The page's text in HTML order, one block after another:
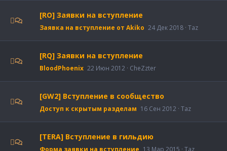
[RO] Заявки на вступление
Заявка на вступление от Akiko 24 Дек 2018 Taz
[RQ] Заявки на вступление
BloodPhoenix 22 Июн 2012 CheZzter
[GW2] Вступление в сообщество
Доступ к скрытым разделам 16 Сен 2012 Taz
[TERA] Вступление в гильдию
Форма заявки на вступление 13 Мар 2015 Taz